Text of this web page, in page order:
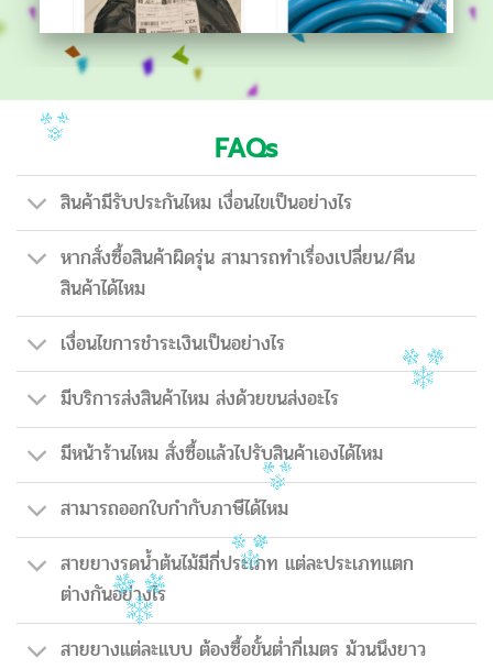
FAQs
สินค้ามีรับประกันไหม เงื่อนไขเป็นอย่างไร
หากสั่งซื้อสินค้าผิดรุ่น สามารถทำเรื่องเปลี่ยน/คืน
สินค้าได้ไหม
เงื่อนไขการชำระเงินเป็นอย่างไร
มีบริการส่งสินค้าไหม ส่งด้วยขนส่งอะไร
มีหน้าร้านไหม สั่งซื้อแล้วไปรับสินค้าเองได้ไหม
สามารถออกใบกำกับภาษีได้ไหม
สายยางรดน้ำต้นไม้มีกี่ประเภท แต่ละประเภทแตก
ต่างกันอย่างไร
สายยางแต่ละแบบ ต้องซื้อขั้นต่ำกี่เมตร ม้วนนึงยาว